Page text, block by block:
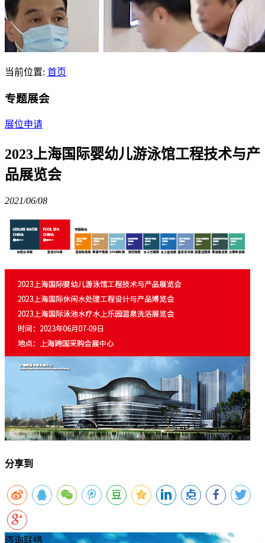
当前位置: 首页
专题展会
展位申请
2023上海国际婴幼儿游泳馆工程技术与产
品展览会
2021/06/08
分享到
咨询联络